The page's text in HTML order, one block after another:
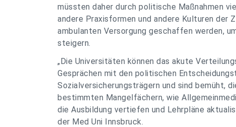
müssten daher durch politische Maßnahmen
andere Praxisformen und andere Kulturen der
ambulanten Versorgung geschaffen werden,
steigern.
„Die Universitäten können das akute
Gesprächen mit den politischen
Sozialversicherungsträgern und sind bemüht,
bestimmten Mangelfächern, wie
die Ausbildung vertiefen und Lehrpläne
der Med Uni Innsbruck.